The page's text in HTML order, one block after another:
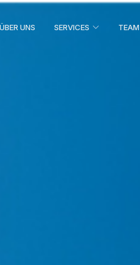
ÜBER UNS SERVICES TEAM